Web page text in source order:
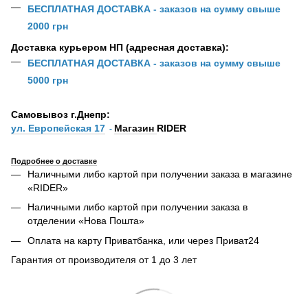
БЕСПЛАТНАЯ ДОСТАВКА - заказов на сумму свыше
2000 грн
Доставка курьером НП (адресная доставка):
БЕСПЛАТНАЯ ДОСТАВКА - заказов на сумму свыше
5000 грн
Самовывоз г.Днепр:
ул. Европейская 17 - Магазин RIDER
Подробнее о доставке
Наличными либо картой при получении заказа в магазине
«RIDER»
Наличными либо картой при получении заказа в
отделении «Нова Пошта»
Оплата на карту Приватбанка, или через Приват24
Гарантия от производителя от 1 до 3 лет